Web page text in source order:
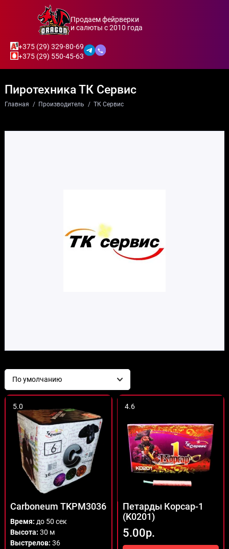
Продаем фейрверки
и салюты с 2010 года
+375 (29) 329-80-69
+375 (29) 550-45-63
Пиротехника ТК Сервис
Главная Производитель ТК Сервис
5.0
Carboneum TKPM3036
Время: до 50 сек
Высота: 30 м
Выстрелов: 36
4.6
Петарды Корсар-1
(K0201)
5.00р.